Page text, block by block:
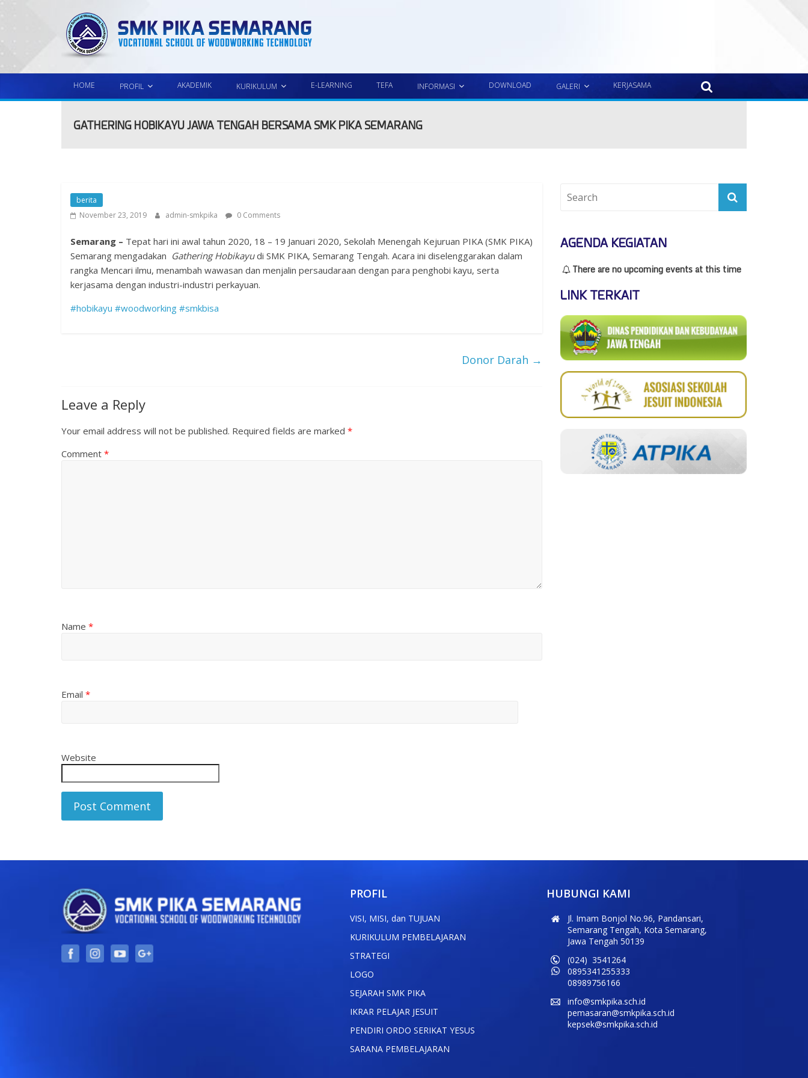
HOME PROFIL AKADEMIK KURIKULUM E-LEARNING TEFA INFORMASI DOWNLOAD GALERI KERJASAMA
GATHERING HOBIKAYU JAWA TENGAH BERSAMA SMK PIKA SEMARANG
berita
November 23, 2019
admin-smkpika 0 Comments
Semarang – Tepat hari ini awal tahun 2020, 18 – 19 Januari 2020, Sekolah Menengah Kejuruan PIKA (SMK PIKA)
Semarang mengadakan Gathering Hobikayudi SMK PIKA, Semarang Tengah. Acara ini diselenggarakan dalam
rangka Mencari ilmu, menambah wawasan dan menjalin persaudaraan dengan para penghobi kayu, serta
kerjasama dengan industri-industri perkayuan.
#hobikayu #woodworking #smkbisa
Donor Darah →
Leave a Reply
Your email address will not be published. Required fields are marked *
Comment *
Name *
Email *
Website
AGENDA KEGIATAN
There are no upcoming events at this time
LINK TERKAIT
PROFIL
VISI, MISI, dan TUJUAN
KURIKULUM PEMBELAJARAN
STRATEGI
LOGO
SEJARAH SMK PIKA
IKRAR PELAJAR JESUIT
PENDIRI ORDO SERIKAT YESUS
SARANA PEMBELAJARAN
HUBUNGI KAMI
Jl. Imam Bonjol No.96, Pandansari,
Semarang Tengah, Kota Semarang,
Jawa Tengah 50139
(024) 3541264
0895341255333
08989756166
info@smkpika.sch.id
pemasaran@smkpika.sch.id
kepsek@smkpika.sch.id